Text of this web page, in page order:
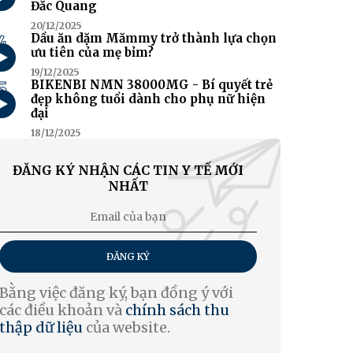
Đắc Quang
20/12/2025
Dầu ăn dặm Mămmy trở thành lựa chọn
ưu tiên của mẹ bỉm?
19/12/2025
BIKENBI NMN 38000MG - Bí quyết trẻ
đẹp không tuổi dành cho phụ nữ hiện
đại
18/12/2025
ĐĂNG KÝ NHẬN CÁC TIN Y TẾ MỚI
NHẤT
ĐĂNG KÝ
Bằng việc đăng ký, bạn đồng ý với
các điều khoản và chính sách thu
thập dữ liệu của website.